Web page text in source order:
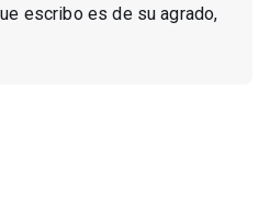
escribo es de su agrado,